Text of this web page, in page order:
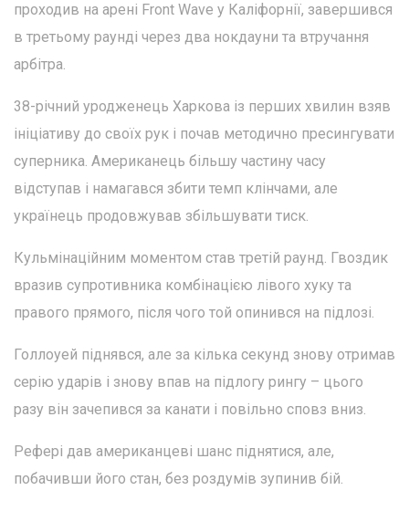
проходив на арені Front Wave у Каліфорнії, завершився
в третьому раунді через два нокдауни та втручання
арбітра.
38-річний уродженець Харкова із перших хвилин взяв
ініціативу до своїх рук і почав методично пресингувати
суперника. Американець більшу частину часу
відступав і намагався збити темп клінчами, але
українець продовжував збільшувати тиск.
Кульмінаційним моментом став третій раунд. Гвоздик
вразив супротивника комбінацією лівого хуку та
правого прямого, після чого той опинився на підлозі.
Голлоуей піднявся, але за кілька секунд знову отримав
серію ударів і знову впав на підлогу рингу – цього
разу він зачепився за канати і повільно сповз вниз.
Рефері дав американцеві шанс піднятися, але,
побачивши його стан, без роздумів зупинив бій.